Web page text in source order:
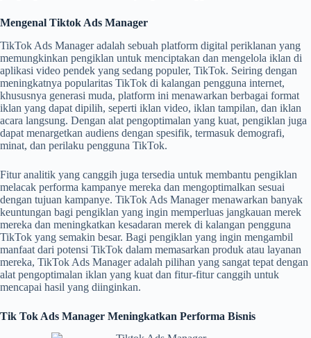
Mengenal Tiktok Ads Manager
TikTok Ads Manager adalah sebuah platform digital periklanan yang
memungkinkan pengiklan untuk menciptakan dan mengelola iklan di
aplikasi video pendek yang sedang populer, TikTok. Seiring dengan
meningkatnya popularitas TikTok di kalangan pengguna internet,
khususnya generasi muda, platform ini menawarkan berbagai format
iklan yang dapat dipilih, seperti iklan video, iklan tampilan, dan iklan
acara langsung. Dengan alat pengoptimalan yang kuat, pengiklan juga
dapat menargetkan audiens dengan spesifik, termasuk demografi,
minat, dan perilaku pengguna TikTok.
Fitur analitik yang canggih juga tersedia untuk membantu pengiklan
melacak performa kampanye mereka dan mengoptimalkan sesuai
dengan tujuan kampanye. TikTok Ads Manager menawarkan banyak
keuntungan bagi pengiklan yang ingin memperluas jangkauan merek
mereka dan meningkatkan kesadaran merek di kalangan pengguna
TikTok yang semakin besar. Bagi pengiklan yang ingin mengambil
manfaat dari potensi TikTok dalam memasarkan produk atau layanan
mereka, TikTok Ads Manager adalah pilihan yang sangat tepat dengan
alat pengoptimalan iklan yang kuat dan fitur-fitur canggih untuk
mencapai hasil yang diinginkan.
Tik Tok Ads Manager Meningkatkan Performa Bisnis